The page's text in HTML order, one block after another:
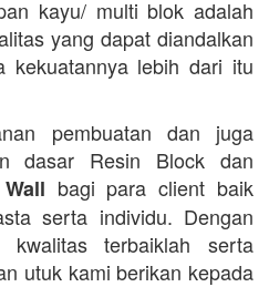
kayu/ multi blok adalah
yang dapat diandalkan
kekuatannya lebih dari itu
pembuatan dan juga
dasar Resin Block dan
bagi para client baik
serta individu. Dengan
kwalitas terbaiklah serta
utuk kami berikan kepada